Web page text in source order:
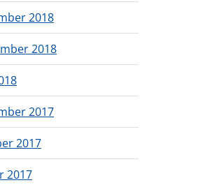
2018
2018
2017
2017
2017